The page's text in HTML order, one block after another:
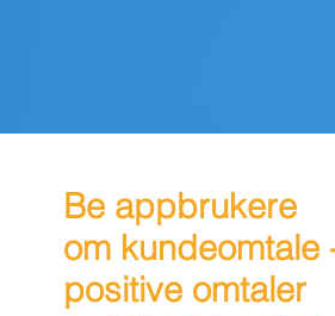
Be appbrukere
om kundeomtale
positive omtaler